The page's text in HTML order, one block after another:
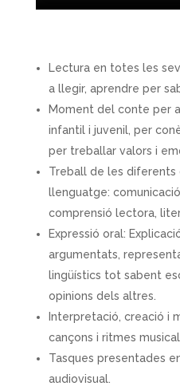
Lectura en totes les
a llegir, aprendre per
Moment del conte per
infantil i juvenil, per
per treballar valors i
Treball de les diferents
llenguatge:
comprensió lectora,
Expressió oral:
argumentats,
lingüístics tot sabent
opinions dels altres.
Interpretació, creació i
cançons i ritmes
Tasques presentades
audiovisual.